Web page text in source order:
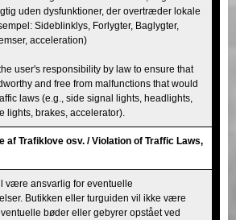
uden dysfunktioner, der overtræder lokale
Sideblinklys, Forlygter, Baglygter,
acceleration)
user's responsibility by law to ensure that
and free from malfunctions that would
laws (e.g., side signal lights, headlights,
lights, brakes, accelerator).
Trafiklove osv. / Violation of Traffic Laws,
være ansvarlig for eventuelle
Butikken eller turguiden vil ikke være
bøder eller gebyrer opstået ved